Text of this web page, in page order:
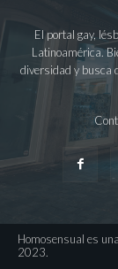
El portal gay,
Latinoamérica.
diversidad y busca
Homosensual es
2023.